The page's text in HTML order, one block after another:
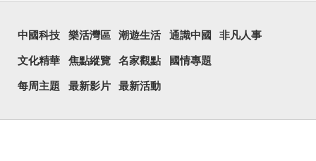
中國科技 樂活灣區 潮遊生活 通識中國 非凡人事
文化精華 焦點縱覽 名家觀點 國情專題
每周主題 最新影片 最新活動